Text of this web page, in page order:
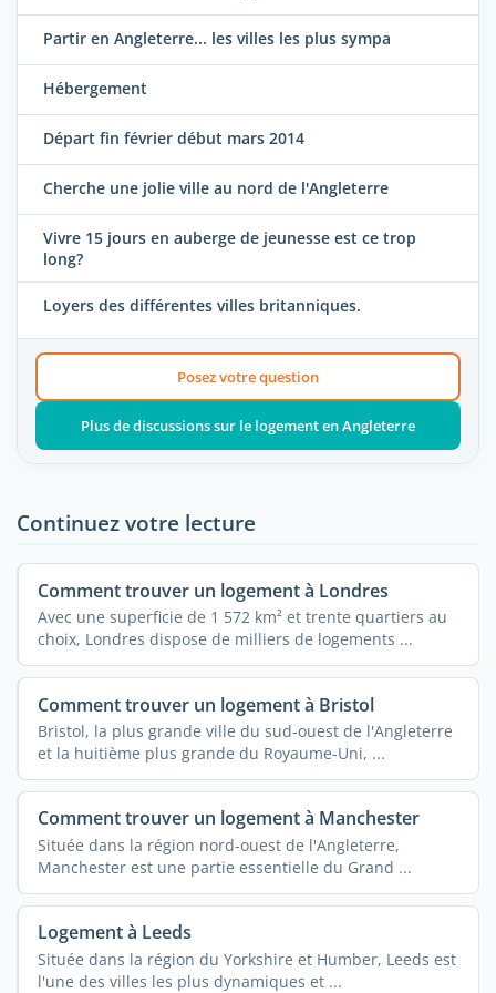
Partir en Angleterre... les villes les plus sympa
Hébergement
Départ fin février début mars 2014
Cherche une jolie ville au nord de l'Angleterre
Vivre 15 jours en auberge de jeunesse est ce trop
long?
Loyers des différentes villes britanniques.
Posez votre question
Plus de discussions sur le logement en Angleterre
Continuez votre lecture
Comment trouver un logement à Londres
Avec une superficie de 1 572 km² et trente quartiers au
choix, Londres dispose de milliers de logements ...
Comment trouver un logement à Bristol
Bristol, la plus grande ville du sud-ouest de l'Angleterre
et la huitième plus grande du Royaume-Uni, ...
Comment trouver un logement à Manchester
Située dans la région nord-ouest de l'Angleterre,
Manchester est une partie essentielle du Grand ...
Logement à Leeds
Située dans la région du Yorkshire et Humber, Leeds est
l'une des villes les plus dynamiques et ...